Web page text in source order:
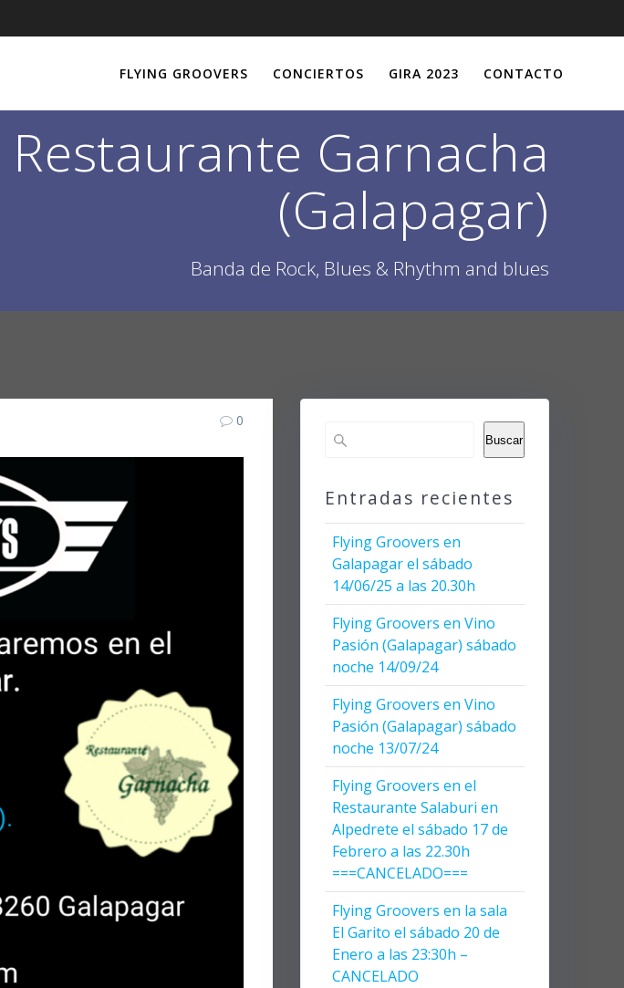
FLYING GROOVERS CONCIERTOS GIRA 2023 CONTACTO
Garnacha
(Galapagar)
Banda de Rock, Blues & Rhythm and blues
0
Buscar
Entradas recientes
Flying Groovers en
Galapagar el sábado
14/06/25 a las 20.30h
Flying Groovers en Vino
Pasión (Galapagar) sábado
noche 14/09/24
Flying Groovers en Vino
Pasión (Galapagar) sábado
noche 13/07/24
Flying Groovers en el
Restaurante Salaburi en
Alpedrete el sábado 17 de
Febrero a las 22.30h
===CANCELADO===
Flying Groovers en la sala
El Garito el sábado 20 de
Enero a las 23:30h –
CANCELADO